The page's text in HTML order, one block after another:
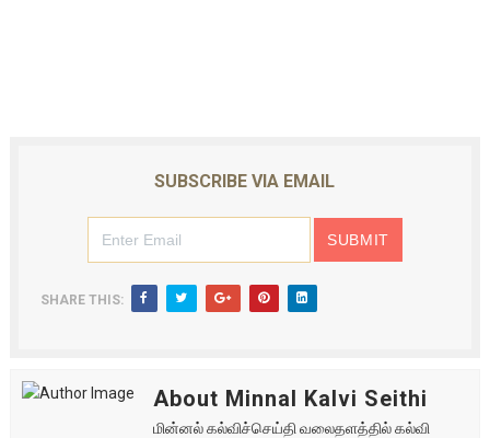
SUBSCRIBE VIA EMAIL
SHARE THIS:
About Minnal Kalvi Seithi
மின்னல் கல்விச்செய்தி வலைதளத்தில் கல்வி